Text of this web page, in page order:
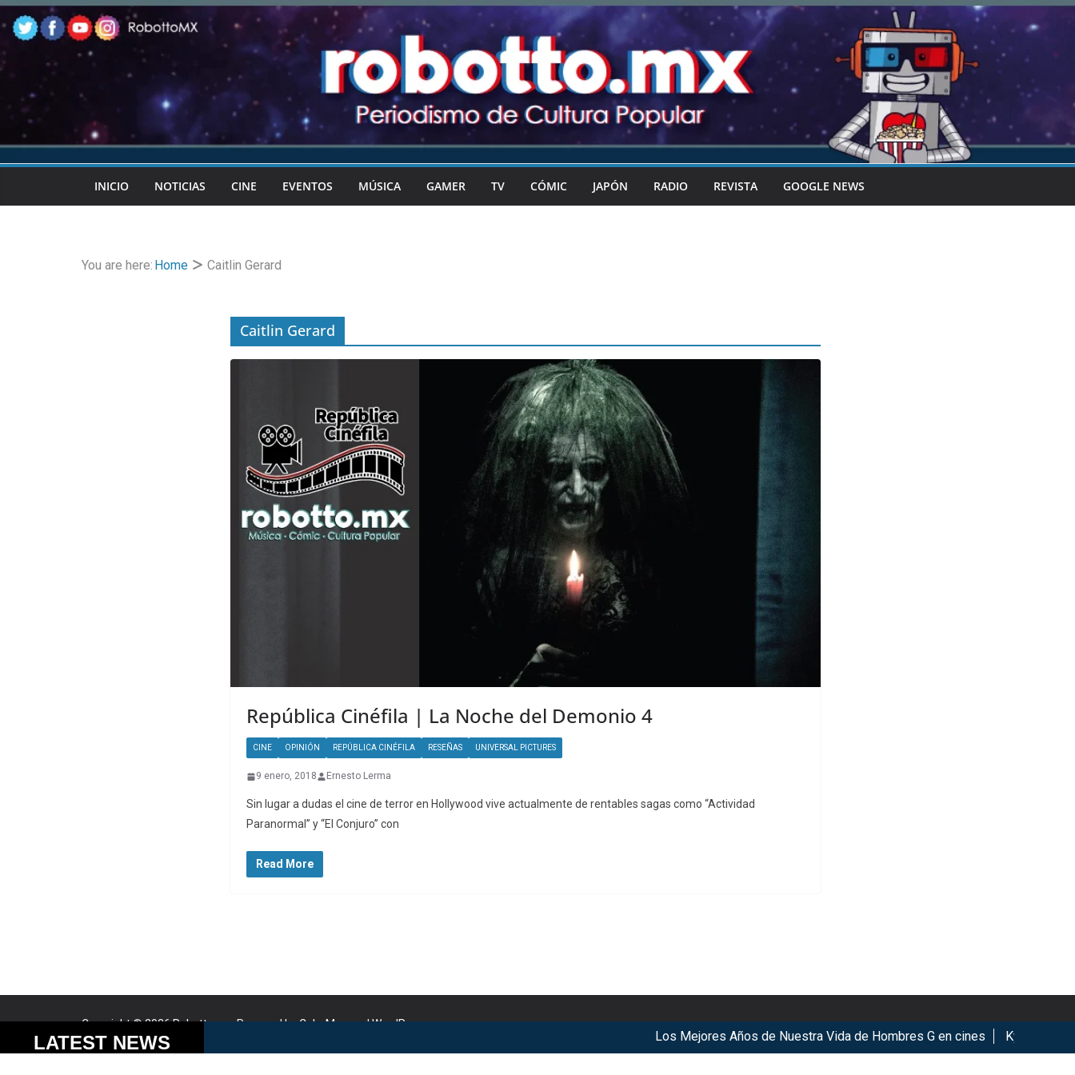
Skip
to
content
INICIO NOTICIAS CINE EVENTOS MÚSICA GAMER TV CÓMIC JAPÓN RADIO REVISTA GOOGLE NEWS
You are here: Home Caitlin Gerard
Caitlin Gerard
República Cinéfila | La Noche del Demonio 4
CINE OPINIÓN REPÚBLICA CINÉFILA RESEÑAS UNIVERSAL PICTURES
9 enero, 2018 Ernesto Lerma
Sin lugar a dudas el cine de terror en Hollywood vive actualmente de rentables sagas como “Actividad
Paranormal” y “El Conjuro” con
Read More
Copyright © 2026Robotto.mx. Powered byColorMagandWordPress.
LATEST NEWS Los Mejores Años de Nuestra Vida de Hombres G en cines KyoMAF 2026:
Cookies help us deliver our services. By using our services, you agree to our use of cookies. Got it